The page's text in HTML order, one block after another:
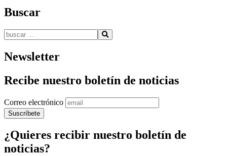
Buscar
Buscar:
Newsletter
Recibe nuestro boletín de noticias
Correo electrónico
¿Quieres recibir nuestro boletín de
noticias?